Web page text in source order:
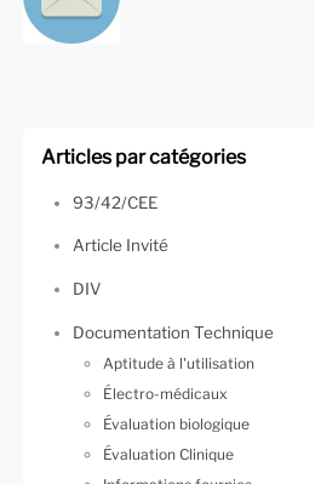
Articles par catégories
93/42/CEE
Article Invité
DIV
Documentation Technique
Aptitude à l'utilisation
Électro-médicaux
Évaluation biologique
Évaluation Clinique